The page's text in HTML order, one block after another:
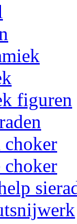
figuren
choker